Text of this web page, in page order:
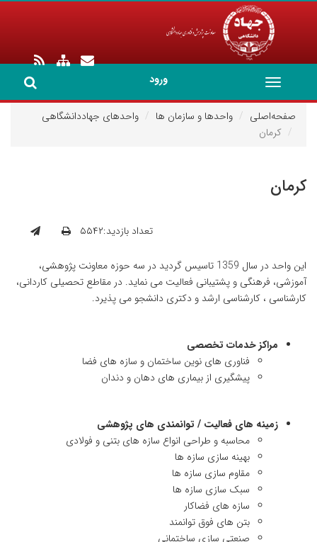
ورود
Toggle
navigation
صفحه‌اصلی
واحدها و سازمان ها
واحدهای جهاددانشگاهی
کرمان
کرمان
تعداد بازدید:۵۵۴۲
این واحد در سال 1359 تاسیس گردید در سه حوزه معاونت پژوهشی،
آموزشی، فرهنگی و پشتیبانی فعالیت می نماید. در مقاطع تحصیلی کاردانی،
کارشناسی ، کارشناسی ارشد و دکتری دانشجو می پذیرد.
مراکز خدمات تخصصی
فناوری های نوین ساختمان و سازه های فضا
پیشگیری از بیماری های دهان و دندان
زمینه های فعالیت / توانمندی های پژوهشی
محاسبه و طراحی انواع سازه های بتنی و فولادی
بهینه سازی سازه ها
مقاوم سازی سازه ها
سبک سازی سازه ها
سازه های فضاکار
بتن های فوق توانمند
صنعتی سازی ساختمانی